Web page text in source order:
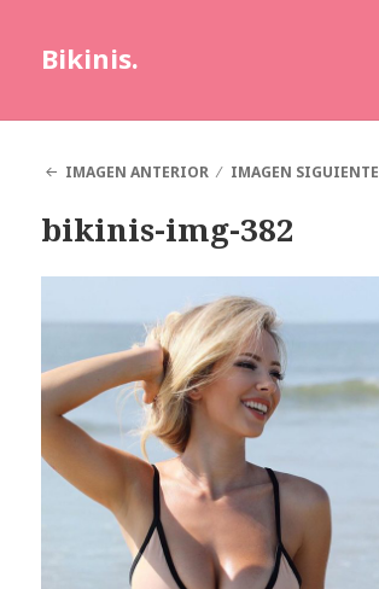
Bikinis.
IMAGEN ANTERIOR
IMAGEN SIGUIENTE
bikinis-img-382